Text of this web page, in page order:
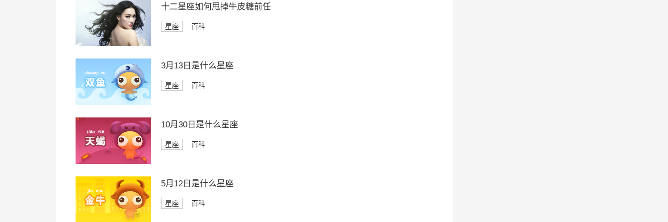
十二星座如何甩掉牛皮糖前任
星座 百科
3月13日是什么星座
星座 百科
10月30日是什么星座
星座 百科
5月12日是什么星座
星座 百科